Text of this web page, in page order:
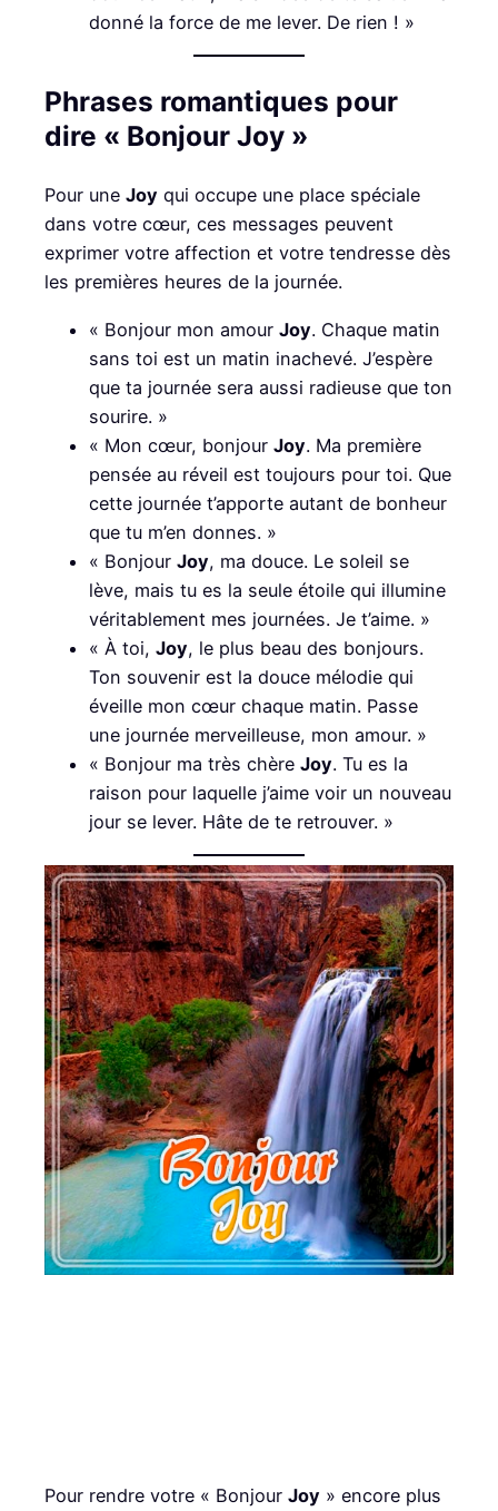
donné la force de me lever. De rien ! »
Phrases romantiques pour
dire « Bonjour Joy »
Pour une Joy qui occupe une place spéciale
dans votre cœur, ces messages peuvent
exprimer votre affection et votre tendresse dès
les premières heures de la journée.
« Bonjour mon amour Joy. Chaque matin
sans toi est un matin inachevé. J’espère
que ta journée sera aussi radieuse que ton
sourire. »
« Mon cœur, bonjour Joy. Ma première
pensée au réveil est toujours pour toi. Que
cette journée t’apporte autant de bonheur
que tu m’en donnes. »
« Bonjour Joy, ma douce. Le soleil se
lève, mais tu es la seule étoile qui illumine
véritablement mes journées. Je t’aime. »
« À toi, Joy, le plus beau des bonjours.
Ton souvenir est la douce mélodie qui
éveille mon cœur chaque matin. Passe
une journée merveilleuse, mon amour. »
« Bonjour ma très chère Joy. Tu es la
raison pour laquelle j’aime voir un nouveau
jour se lever. Hâte de te retrouver. »
Pour rendre votre « Bonjour Joy » encore plus